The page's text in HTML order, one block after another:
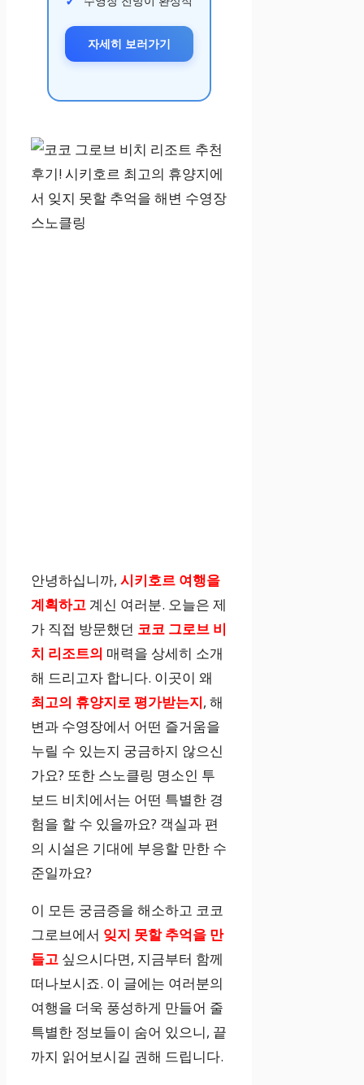
자세히 보러가기
안녕하십니까, 시키호르 여행을
계획하고 계신 여러분. 오늘은 제
가 직접 방문했던 코코 그로브 비
치 리조트의 매력을 상세히 소개
해 드리고자 합니다. 이곳이 왜
최고의 휴양지로 평가받는지, 해
변과 수영장에서 어떤 즐거움을
누릴 수 있는지 궁금하지 않으신
가요? 또한 스노클링 명소인 투
보드 비치에서는 어떤 특별한 경
험을 할 수 있을까요? 객실과 편
의 시설은 기대에 부응할 만한 수
준일까요?
이 모든 궁금증을 해소하고 코코
그로브에서 잊지 못할 추억을 만
들고 싶으시다면, 지금부터 함께
떠나보시죠. 이 글에는 여러분의
여행을 더욱 풍성하게 만들어 줄
특별한 정보들이 숨어 있으니, 끝
까지 읽어보시길 권해 드립니다.